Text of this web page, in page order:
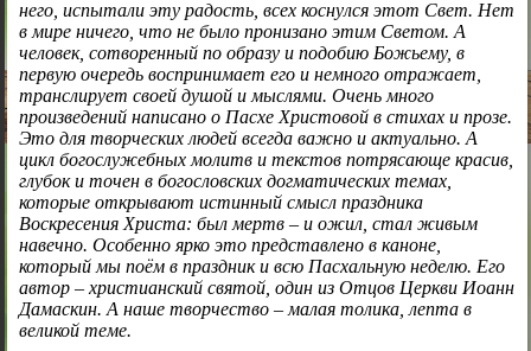
него, испытали эту радость, всех коснулся этот Свет. Нет
в мире ничего, что не было пронизано этим Светом. А
человек, сотворенный по образу и подобию Божьему, в
первую очередь воспринимает его и немного отражает,
транслирует своей душой и мыслями. Очень много
произведений написано о Пасхе Христовой в стихах и прозе.
Это для творческих людей всегда важно и актуально. А
цикл богослужебных молитв и текстов потрясающе красив,
глубок и точен в богословских догматических темах,
которые открывают истинный смысл праздника
Воскресения Христа: был мертв – и ожил, стал живым
навечно. Особенно ярко это представлено в каноне,
который мы поём в праздник и всю Пасхальную неделю. Его
автор – христианский святой, один из Отцов Церкви Иоанн
Дамаскин. А наше творчество – малая толика, лепта в
великой теме.